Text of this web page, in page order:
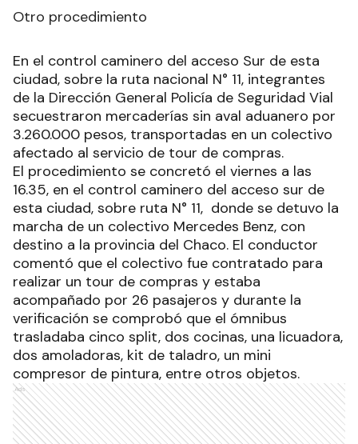
Otro procedimiento
En el control caminero del acceso Sur de esta
ciudad, sobre la ruta nacional N° 11, integrantes
de la Dirección General Policía de Seguridad Vial
secuestraron mercaderías sin aval aduanero por
3.260.000 pesos, transportadas en un colectivo
afectado al servicio de tour de compras.
El procedimiento se concretó el viernes a las
16.35, en el control caminero del acceso sur de
esta ciudad, sobre ruta N° 11, donde se detuvo la
marcha de un colectivo Mercedes Benz, con
destino a la provincia del Chaco. El conductor
comentó que el colectivo fue contratado para
realizar un tour de compras y estaba
acompañado por 26 pasajeros y durante la
verificación se comprobó que el ómnibus
trasladaba cinco split, dos cocinas, una licuadora,
dos amoladoras, kit de taladro, un mini
compresor de pintura, entre otros objetos.
Ads